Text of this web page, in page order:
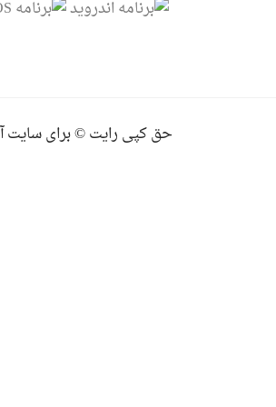
حق کپی رایت © برای